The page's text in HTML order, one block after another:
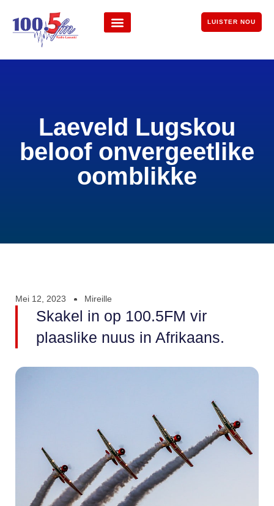
LUISTER NOU
Laeveld Lugskou
beloof onvergeetlike
oomblikke
Mei 12, 2023 Mireille
Skakel in op 100.5FM vir
plaaslike nuus in Afrikaans.